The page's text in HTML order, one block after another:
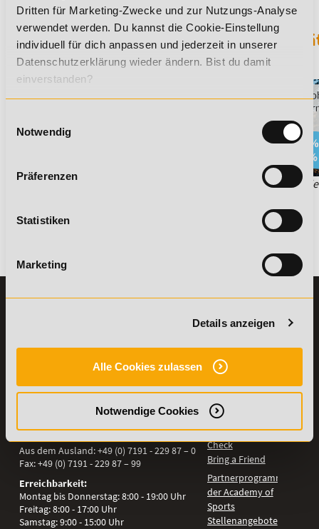
Dritten für Marketing-Zwecke und zur Nutzungs-Analyse
verwendet werden. Du kannst die Cookie-Einstellung
individuell für dich anpassen und jederzeit in unserer
Datenschutzerklärung wieder ändern. Bist du damit
einverstanden?
Notwendig
Präferenzen
Statistiken
Marketing
Details anzeigen
Alle Cookies zulassen
Notwendige Cookies
Sichere dir jetzt 5% Lexikon-Rabatt
auf ALLE Aus- und Weiterbildungen!
*Der Rabattcode "NEUGIER5" ist mit weiteren Rabatten
WhatsApp:
+49 (0) 7191 9513201
Academy of Sports GmbH
Willy-Brandt-Platz 2
71522Backnang
Aus dem Ausland:+49 (0) 7191 - 229 87 – 0
Fax:+49 (0) 7191 - 229 87 – 99
Erreichbarkeit:
Montag bis Donnerstag: 8:00 - 19:00 Uhr
Freitag: 8:00 - 17:00 Uhr
Samstag: 9:00 - 15:00 Uhr
Die Academy
Lehr- und
Lernmethoden
PreisFAIRsprechen
Online Campus
Fördermöglichkeiten
Bildungsgutschein
Check
Bring a Friend
Partnerprogramm
der Academy of
Sports
Stellenangebote